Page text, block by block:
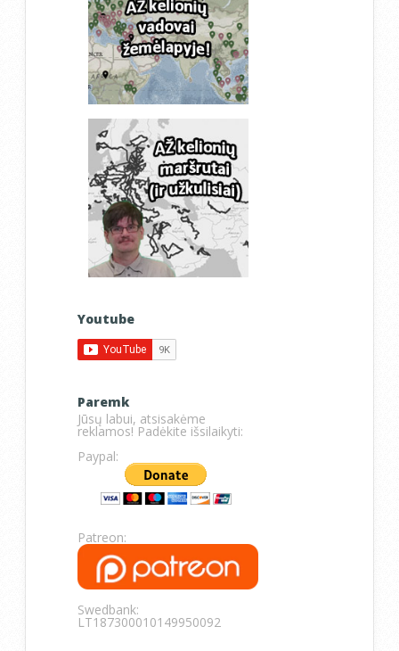
Youtube
Paremk
Jūsų labui, atsisakėme
reklamos! Padėkite išsilaikyti:
Paypal:
Patreon:
Swedbank:
LT187300010149950092